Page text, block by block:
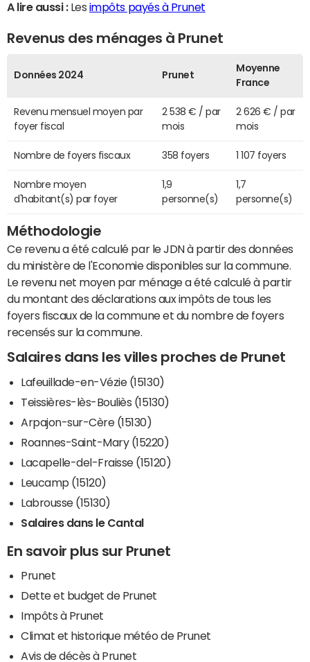
A lire aussi :Les impôts payés à Prunet
Revenus des ménages à Prunet
Données 2024 Prunet
Moyenne
France
Revenu mensuel moyen par
foyer fiscal
2 538 € / par
mois
2 626 € / par
mois
Nombre de foyers fiscaux 358 foyers 1 107 foyers
Nombre moyen
d'habitant(s) par foyer
1,9
personne(s)
1,7
personne(s)
Méthodologie
Ce revenu a été calculé par le JDN à partir des données
du ministère de l'Economie disponibles sur la commune.
Le revenu net moyen par ménage a été calculé à partir
du montant des déclarations aux impôts de tous les
foyers fiscaux de la commune et du nombre de foyers
recensés sur la commune.
Salaires dans les villes proches de Prunet
Lafeuillade-en-Vézie (15130)
Teissières-lès-Bouliès (15130)
Arpajon-sur-Cère (15130)
Roannes-Saint-Mary (15220)
Lacapelle-del-Fraisse (15120)
Leucamp (15120)
Labrousse (15130)
Salaires dans le Cantal
En savoir plus sur Prunet
Prunet
Dette et budget de Prunet
Impôts à Prunet
Climat et historique météo de Prunet
Avis de décès à Prunet